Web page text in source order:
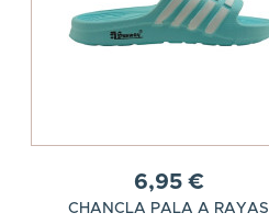
6,95 €
CHANCLA PALA A RAYAS